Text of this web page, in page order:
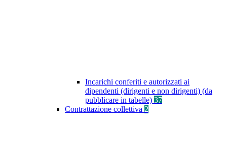
Incarichi conferiti e autorizzati ai
dipendenti (dirigenti e non dirigenti) (da
pubblicare in tabelle) 37
Contrattazione collettiva 2